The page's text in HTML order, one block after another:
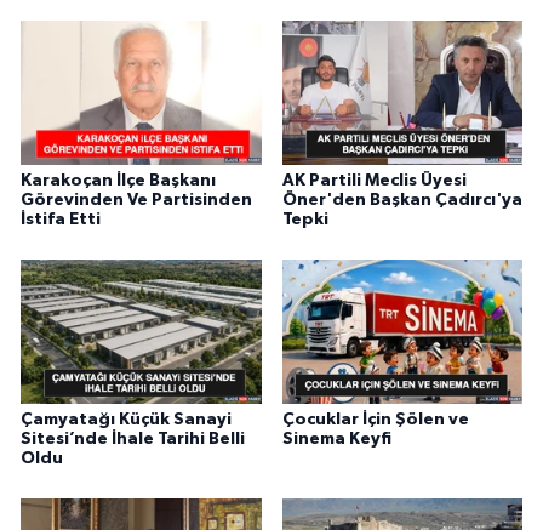
Karakoçan İlçe Başkanı
Görevinden Ve Partisinden
İstifa Etti
AK Partili Meclis Üyesi
Öner'den Başkan Çadırcı'ya
Tepki
Çamyatağı Küçük Sanayi
Sitesi’nde İhale Tarihi Belli
Oldu
Çocuklar İçin Şölen ve
Sinema Keyfi